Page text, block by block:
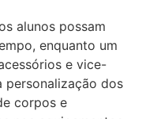
alunos possam
enquanto um
e vice-
personalização dos
corpos e